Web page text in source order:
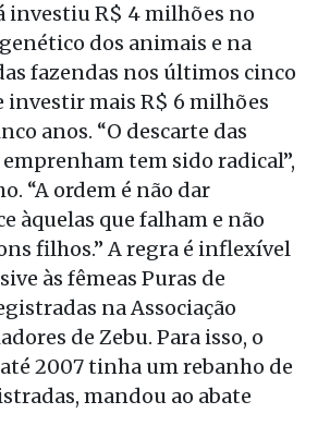
investiu R$ 4 milhões no
dos animais e na
fazendas nos últimos cinco
investir mais R$ 6 milhões
anos. “O descarte das
tem sido radical”,
“A ordem é não dar
àquelas que falham e não
filhos.” A regra é inflexível
às fêmeas Puras de
na Associação
de Zebu. Para isso, o
2007 tinha um rebanho de
mandou ao abate